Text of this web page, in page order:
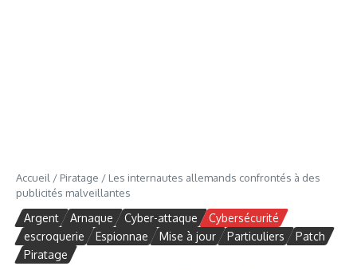
Accueil / Piratage / Les internautes allemands confrontés à des
publicités malveillantes
Argent Arnaque Cyber-attaque
Cybersécurité
escroquerie
Espionnae Mise à jour Particuliers
Patch
Piratage